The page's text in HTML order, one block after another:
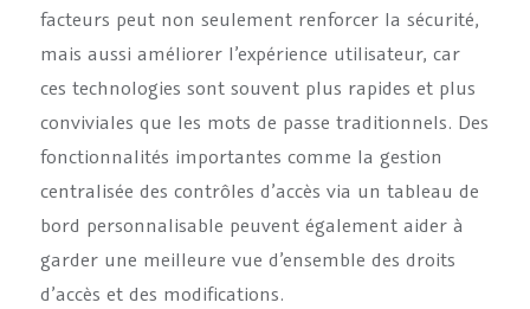
facteurs peut non seulement renforcer la sécurité,
mais aussi améliorer l’expérience utilisateur, car
ces technologies sont souvent plus rapides et plus
conviviales que les mots de passe traditionnels. Des
fonctionnalités importantes comme la gestion
centralisée des contrôles d’accès via un tableau de
bord personnalisable peuvent également aider à
garder une meilleure vue d’ensemble des droits
d’accès et des modifications.